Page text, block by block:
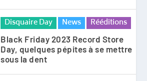
Disquaire Day News Rééditions
Black Friday 2023 Record Store
Day, quelques pépites à se mettre
sous la dent